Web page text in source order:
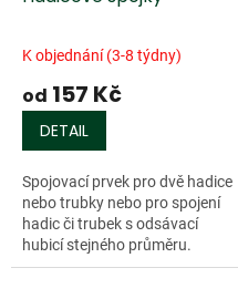
K objednání (3-8 týdny)
od 157 Kč
DETAIL
Spojovací prvek pro dvě hadice
nebo trubky nebo pro spojení
hadic či trubek s odsávací
hubicí stejného průměru.